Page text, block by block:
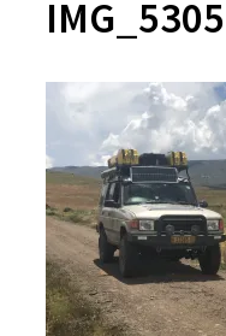
IMG_5305